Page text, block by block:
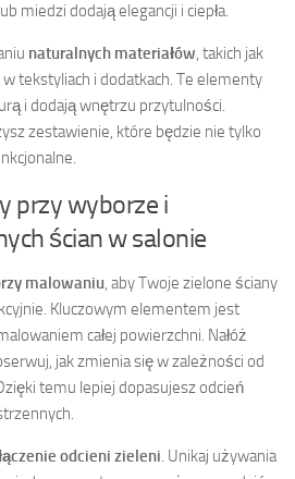
miedzi dodają elegancji i ciepła.
naturalnych materiałów , takich jak
tekstyliach i dodatkach. Te elementy
i dodają wnętrzu przytulności.
zestawienie, które będzie nie tylko
przy wyborze i
ścian w salonie
malowaniu , aby Twoje zielone ściany
Kluczowym elementem jest
całej powierzchni. Nałóż
jak zmienia się w zależności od
temu lepiej dopasujesz odcień
odcieni zieleni . Unikaj używania